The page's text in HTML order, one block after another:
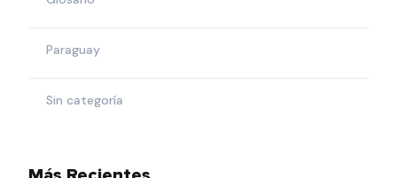
Paraguay
Sin categoría